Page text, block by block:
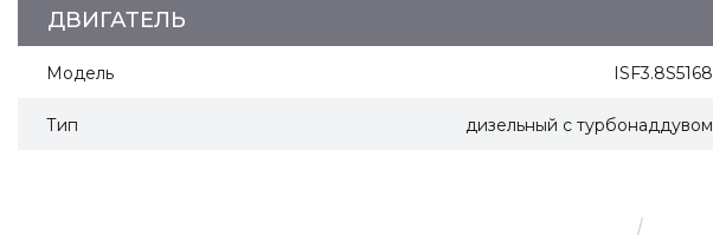
ДВИГАТЕЛЬ
Модель ISF3.8S5168
Тип дизельный с турбонаддувом